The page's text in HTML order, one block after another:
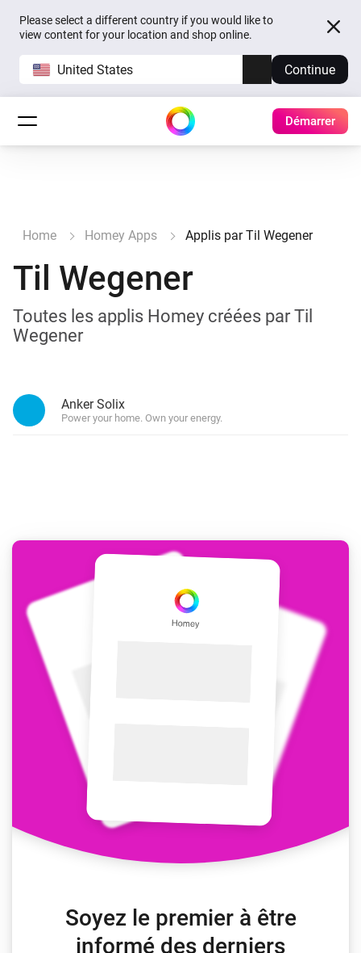
Please select a different country if you would like to
view content for your location and shop online.
United States Continue
Démarrer
Home Homey Apps Applis par Til Wegener
Til Wegener
Toutes les applis Homey créées par Til
Wegener
Anker Solix
Power your home. Own your energy.
Soyez le premier à être
informé des derniers